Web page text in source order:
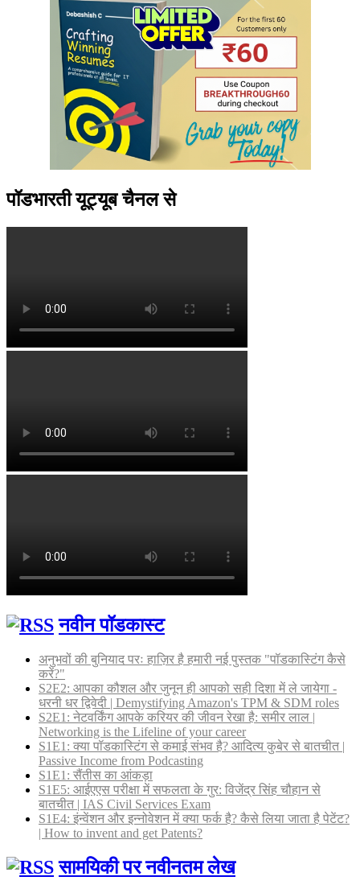
पॉडभारती यूट्यूब चैनल से
नवीन पॉडकास्ट
अनुभवों की बुनियाद परः हाज़िर है हमारी नई पुस्तक "पॉडकास्टिंग कैसे
करें?"
S2E2: आपका कौशल और जुनून ही आपको सही दिशा में ले जायेगा -
धरनी धर द्विवेदी | Demystifying Amazon's TPM & SDM roles
S2E1: नेटवर्किंग आपके करियर की जीवन रेखा है: समीर लाल |
Networking is the Lifeline of your career
S1E1: क्या पॉडकास्टिंग से कमाई संभव है? आदित्य कुबेर से बातचीत |
Passive Income from Podcasting
S1E1: सैंतीस का आंकड़ा
S1E5: आईएएस परीक्षा में सफलता के गुर: विजेंद्र सिंह चौहान से
बातचीत | IAS Civil Services Exam
S1E4: इंन्वेंशन और इन्नोवेशन में क्या फर्क है? कैसे लिया जाता है पेटेंट?
| How to invent and get Patents?
सामयिकी पर नवीनतम लेख